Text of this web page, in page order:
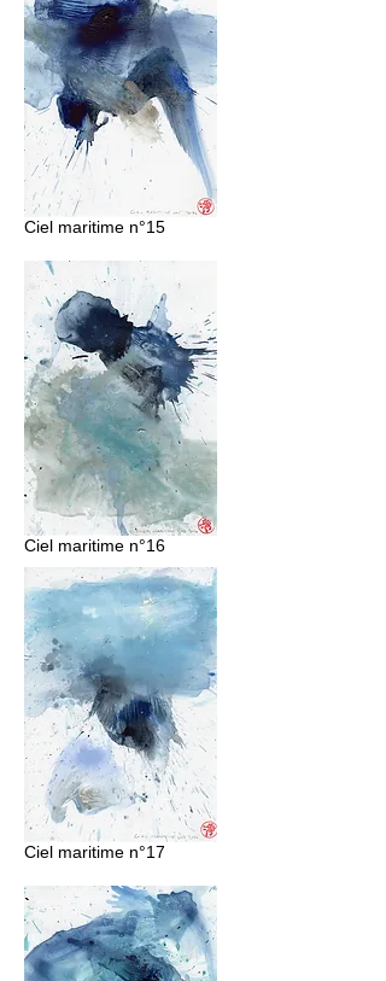
Ciel maritime n°15
Ciel maritime n°16
Ciel maritime n°17